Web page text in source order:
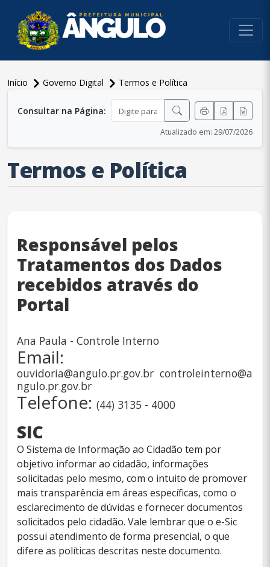
Início Governo Digital
Termos e Política
Consultar na Página:
Atualizado em: 29/07/2026
Termos e Política
Responsável pelos
Tratamentos dos Dados
recebidos através do
Portal
Ana Paula - Controle Interno
Email:
ouvidoria@angulo.pr.gov.br controleinterno@a
ngulo.pr.gov.br
Telefone: (44) 3135 - 4000
SIC
O Sistema de Informação ao Cidadão tem por
objetivo informar ao cidadão, informações
solicitadas pelo mesmo, com o intuito de promover
mais transparência em áreas específicas, como o
esclarecimento de dúvidas e fornecer documentos
solicitados pelo cidadão. Vale lembrar que o e-Sic
possui atendimento de forma presencial, o que
difere as políticas descritas neste documento.